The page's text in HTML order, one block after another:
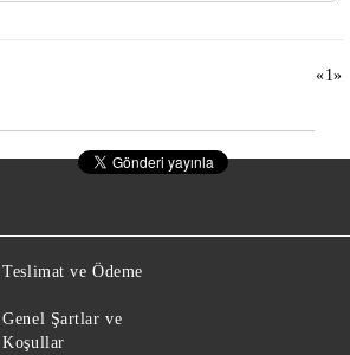
«1»
Teslimat ve Ödeme
Genel Şartlar ve
Koşullar